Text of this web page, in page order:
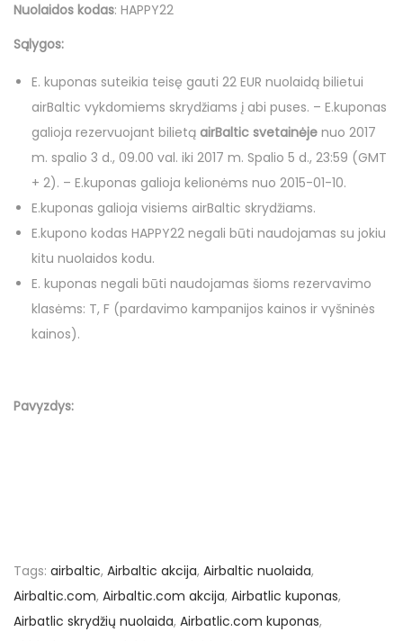
Nuolaidos kodas: HAPPY22
Sąlygos:
E. kuponas suteikia teisę gauti 22 EUR nuolaidą bilietui
airBaltic vykdomiems skrydžiams į abi puses. – E.kuponas
galioja rezervuojant bilietą airBaltic svetainėje nuo 2017
m. spalio 3 d., 09.00 val. iki 2017 m. Spalio 5 d., 23:59 (GMT
+ 2). – E.kuponas galioja kelionėms nuo 2015-01-10.
E.kuponas galioja visiems airBaltic skrydžiams.
E.kupono kodas HAPPY22 negali būti naudojamas su jokiu
kitu nuolaidos kodu.
E. kuponas negali būti naudojamas šioms rezervavimo
klasėms: T, F (pardavimo kampanijos kainos ir vyšninės
kainos).
Pavyzdys:
Tags: airbaltic, Airbaltic akcija, Airbaltic nuolaida,
Airbaltic.com, Airbaltic.com akcija, Airbatlic kuponas,
Airbatlic skrydžių nuolaida, Airbatlic.com kuponas,